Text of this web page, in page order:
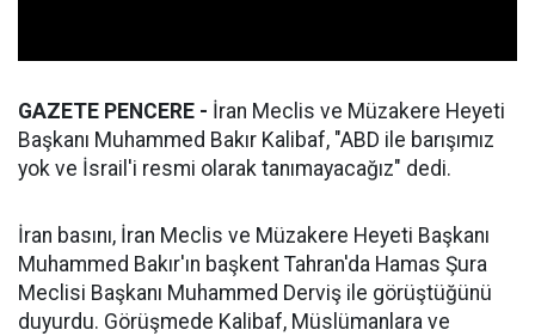
GAZETE PENCERE - İran Meclis ve Müzakere Heyeti
Başkanı Muhammed Bakır Kalibaf, "ABD ile barışımız
yok ve İsrail'i resmi olarak tanımayacağız" dedi.
İran basını, İran Meclis ve Müzakere Heyeti Başkanı
Muhammed Bakır'ın başkent Tahran'da Hamas Şura
Meclisi Başkanı Muhammed Derviş ile görüştüğünü
duyurdu. Görüşmede Kalibaf, Müslümanlara ve